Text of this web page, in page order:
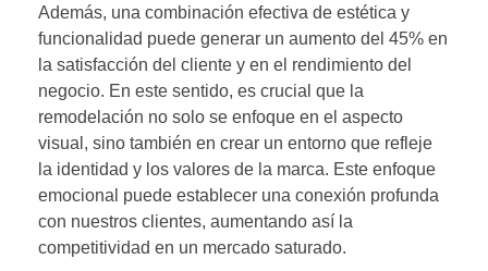
Además, una combinación efectiva de estética y
funcionalidad puede generar un aumento del 45% en
la satisfacción del cliente y en el rendimiento del
negocio. En este sentido, es crucial que la
remodelación no solo se enfoque en el aspecto
visual, sino también en crear un entorno que refleje
la identidad y los valores de la marca. Este enfoque
emocional puede establecer una conexión profunda
con nuestros clientes, aumentando así la
competitividad en un mercado saturado.